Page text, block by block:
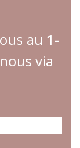
au 1-
via